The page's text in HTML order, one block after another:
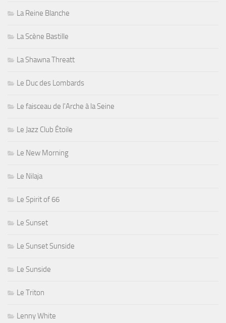
La Reine Blanche
La Scène Bastille
La Shawna Threatt
Le Duc des Lombards
Le faisceau de l'Arche à la Seine
Le Jazz Club Étoile
Le New Morning
Le Nilaja
Le Spirit of 66
Le Sunset
Le Sunset Sunside
Le Sunside
Le Triton
Lenny White